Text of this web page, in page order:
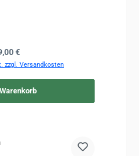
Preis:
€
zzgl. Versandkosten